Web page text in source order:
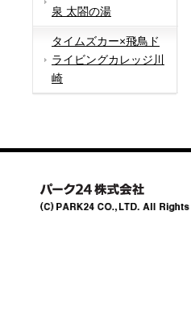
泉 太閤の湯
タイムズカー×飛鳥ド
ライビングカレッジ川
崎